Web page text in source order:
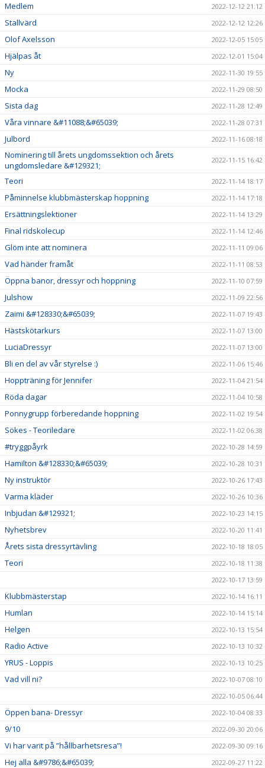
Medlem 2022-12-12 21:12
Stallvärd 2022-12-12 12:26
Olof Axelsson 2022-12-05 15:05
Hjälpas åt 2022-12-01 15:04
Ny 2022-11-30 19:55
Mocka 2022-11-29 08:50
Sista dag 2022-11-28 12:49
Våra vinnare &#11088;&#65039; 2022-11-28 07:31
Julbord 2022-11-16 08:18
Nominering till årets ungdomssektion och årets
ungdomsledare &#129321;
2022-11-15 16:42
Teori 2022-11-14 18:17
Påminnelse klubbmästerskap hoppning 2022-11-14 17:18
Ersättningslektioner 2022-11-14 13:29
Final ridskolecup 2022-11-14 12:46
Glöm inte att nominera 2022-11-11 09:06
Vad händer framåt 2022-11-11 08:53
Öppna banor, dressyr och hoppning 2022-11-10 07:59
Julshow 2022-11-09 22:56
Zaimi &#128330;&#65039; 2022-11-07 19:43
Hästskötarkurs 2022-11-07 13:00
LuciaDressyr 2022-11-07 13:00
Bli en del av vår styrelse :) 2022-11-06 15:46
Hoppträning för Jennifer 2022-11-04 21:54
Röda dagar 2022-11-04 10:58
Ponnygrupp förberedande hoppning 2022-11-02 19:54
Sökes - Teoriledare 2022-11-02 06:38
#tryggpåyrk 2022-10-28 14:59
Hamilton &#128330;&#65039; 2022-10-28 10:31
Ny instruktör 2022-10-26 17:43
Varma kläder 2022-10-26 10:36
Inbjudan &#129321; 2022-10-23 14:15
Nyhetsbrev 2022-10-20 11:41
Årets sista dressyrtävling 2022-10-18 18:05
Teori
2022-10-18 11:38
2022-10-17 13:59
Klubbmästerstap 2022-10-14 16:11
Humlan 2022-10-14 15:14
Helgen 2022-10-13 15:54
Radio Active 2022-10-13 10:32
YRUS - Loppis 2022-10-13 10:25
Vad vill ni?
2022-10-07 08:10
2022-10-05 06:44
Öppen bana- Dressyr 2022-10-04 08:33
9/10 2022-09-30 20:06
Vi har varit på ”hållbarhetsresa”! 2022-09-30 09:16
Hej alla &#9786;&#65039; 2022-09-27 11:22